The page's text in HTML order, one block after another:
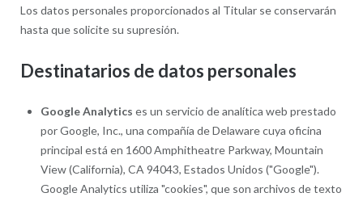
Los datos personales proporcionados al Titular se conservarán
hasta que solicite su supresión.
Destinatarios de datos personales
Google Analytics es un servicio de analítica web prestado
por Google, Inc., una compañía de Delaware cuya oficina
principal está en 1600 Amphitheatre Parkway, Mountain
View (California), CA 94043, Estados Unidos ("Google").
Google Analytics utiliza "cookies", que son archivos de texto